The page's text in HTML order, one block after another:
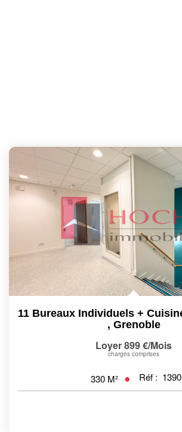
, Grenoble
Loyer 899 €/mois
charges comprises
330 M² Réf : 1390